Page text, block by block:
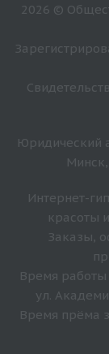
2026 ©
Юридический
Интернет-
красоты
Заказы,
Время работы
ул.
Время прёма